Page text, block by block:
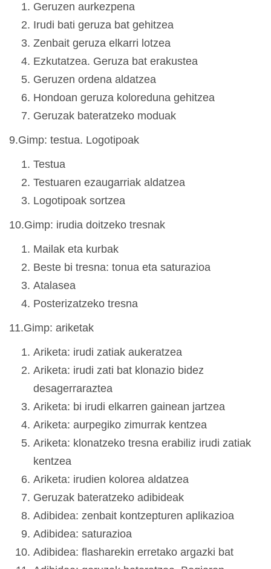
Geruzen aurkezpena
Irudi bati geruza bat gehitzea
Zenbait geruza elkarri lotzea
Ezkutatzea. Geruza bat erakustea
Geruzen ordena aldatzea
Hondoan geruza koloreduna gehitzea
Geruzak bateratzeko moduak
9.Gimp: testua. Logotipoak
Testua
Testuaren ezaugarriak aldatzea
Logotipoak sortzea
10.Gimp: irudia doitzeko tresnak
Mailak eta kurbak
Beste bi tresna: tonua eta saturazioa
Atalasea
Posterizatzeko tresna
11.Gimp: ariketak
Ariketa: irudi zatiak aukeratzea
Ariketa: irudi zati bat klonazio bidez
desagerraraztea
Ariketa: bi irudi elkarren gainean jartzea
Ariketa: aurpegiko zimurrak kentzea
Ariketa: klonatzeko tresna erabiliz irudi zatiak
kentzea
Ariketa: irudien kolorea aldatzea
Geruzak bateratzeko adibideak
Adibidea: zenbait kontzepturen aplikazioa
Adibidea: saturazioa
Adibidea: flasharekin erretako argazki bat